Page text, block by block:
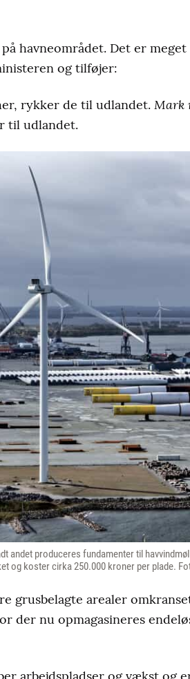
havneområdet. Det er
og tilføjer:
rykker de til udlandet. Mark
til udlandet.
andet produceres fundamenter til
og koster cirka 250.000 kroner per plade.
arealer
der nu opmagasineres